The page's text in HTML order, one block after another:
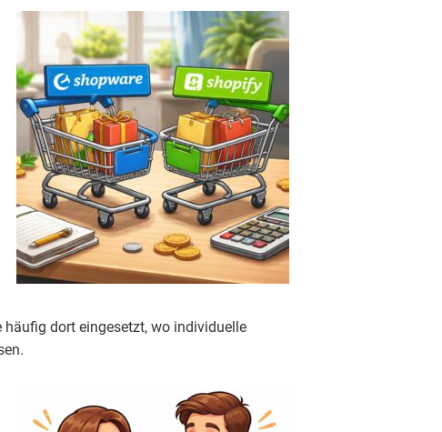
dort eingesetzt, wo individuelle